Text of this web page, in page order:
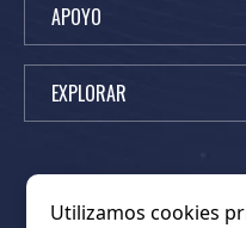
APOYO
EXPLORAR
Utilizamos cookies